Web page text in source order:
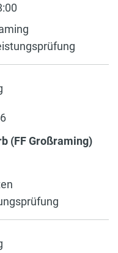
(FF Großraming)